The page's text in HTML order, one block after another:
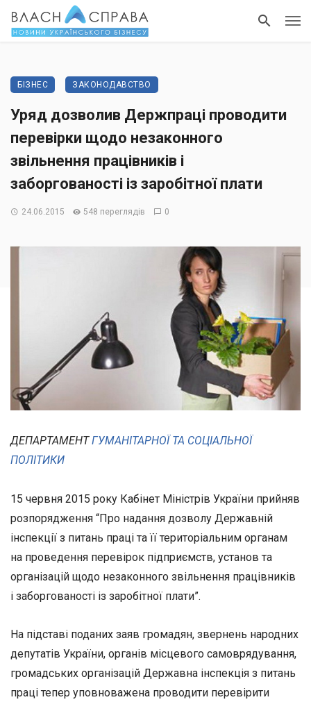
БІЗНЕС ЗАКОНОДАВСТВО
Уряд дозволив Держпраці проводити
перевірки щодо незаконного
звільнення працівників і
заборгованості із заробітної плати
24.06.2015 548 переглядів 0
ДЕПАРТАМЕНТГУМАНІТАРНОЇ ТА СОЦІАЛЬНОЇ
ПОЛІТИКИ
15 червня 2015 року Кабінет Міністрів України прийняв
розпорядження “Про надання дозволу Державній
інспекції з питань праці та її територіальним органам
на проведення перевірок підприємств, установ та
організацій щодо незаконного звільнення працівників
і заборгованості із заробітної плати”.
На підставі поданих заяв громадян, звернень народних
депутатів України, органів місцевого самоврядування,
громадських організацій Державна інспекція з питань
праці тепер уповноважена проводити перевірити